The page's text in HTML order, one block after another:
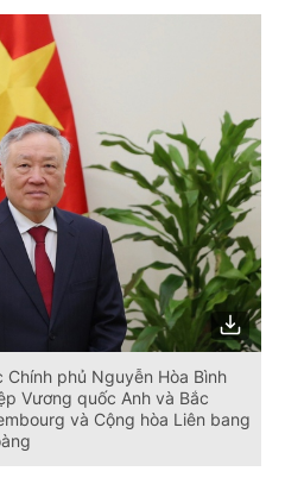
phủ Nguyễn Hòa Bình
Vương quốc Anh và Bắc
và Cộng hòa Liên bang